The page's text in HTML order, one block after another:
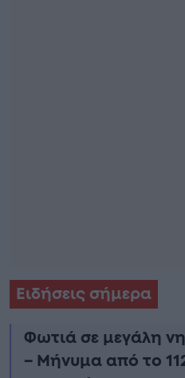
Ειδήσεις σήμερα
Φωτιά σε μεγάλη
– Μήνυμα από το